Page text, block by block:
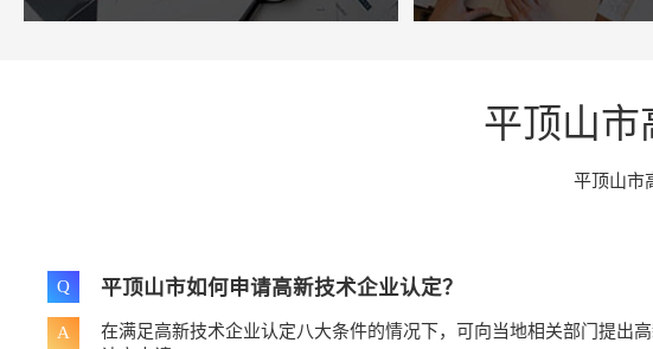
平顶山市
平顶山市
Q 平顶山市如何申请高新技术企业认定？
A
在满足高新技术企业认定八大条件的情况下，可向当地相关部门提出